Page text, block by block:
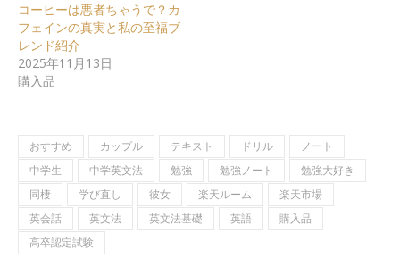
コーヒーは悪者ちゃうで？カ
フェインの真実と私の至福ブ
レンド紹介
2025年11月13日
購入品
おすすめ カップル テキスト ドリル
ノート
中学生
中学英文法 勉強 勉強ノート
勉強大好き
同棲
学び直し 彼女 楽天ルーム
楽天市場
英会話
英文法 英文法基礎 英語
購入品
高卒認定試験